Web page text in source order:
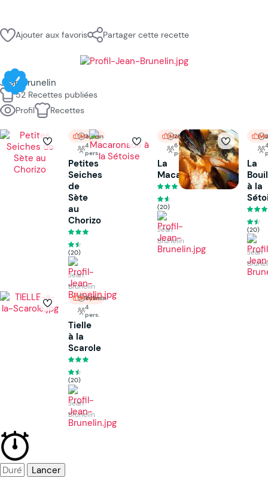
Ajouter aux favoris Partager cette recette
Jean Brunelin
52 Recettes publiées
Profil
Recettes
Moyen
30min
4
pers.
Petites
Seiches
de
Sète
au
Chorizo
(20)
Jean
Brunelin
Moyen
2h30min
6
pers.
La
Macaronade
(20)
Jean
Brunelin
4
La
à la
(20)
Jean
Moyen
1h15min
4
pers.
Tielle
à la
Scarole
(20)
Jean
Brunelin
Lancer